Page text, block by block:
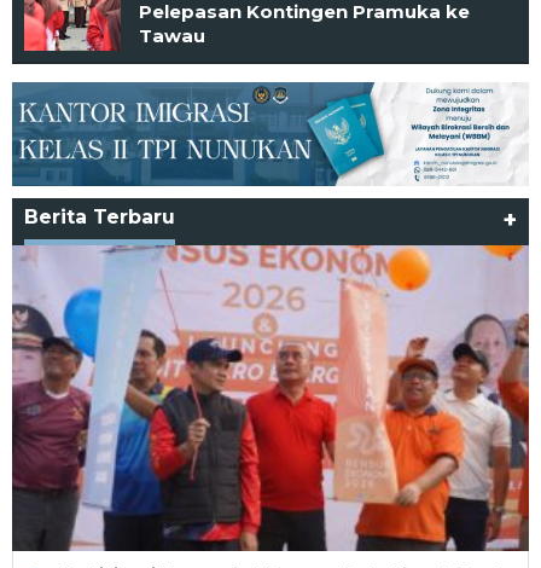
Pelepasan Kontingen Pramuka ke
Tawau
Berita Terbaru +